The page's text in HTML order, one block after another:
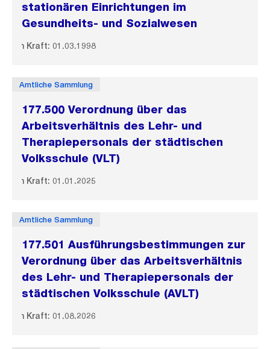
stationären Einrichtungen im
Gesundheits- und Sozialwesen
In Kraft: 01.03.1998
Amtliche Sammlung
177.500 Verordnung über das
Arbeitsverhältnis des Lehr- und
Therapiepersonals der städtischen
Volksschule (VLT)
In Kraft: 01.01.2025
Amtliche Sammlung
177.501 Ausführungsbestimmungen zur
Verordnung über das Arbeitsverhältnis
des Lehr- und Therapiepersonals der
städtischen Volksschule (AVLT)
In Kraft: 01.08.2026